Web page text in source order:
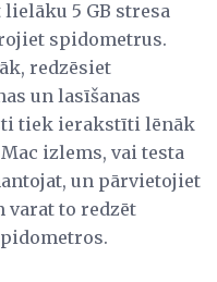
5 GB stresa
spidometrus.
redzēsiet
un lasīšanas
tiek ierakstīti lēnāk
izlems, vai testa
un pārvietojiet
varat to redzēt